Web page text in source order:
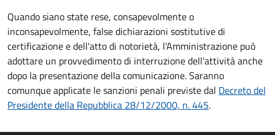
Quando siano state rese, consapevolmente o
inconsapevolmente, false dichiarazioni sostitutive di
certificazione e dell'atto di notorietà, l'Amministrazione può
adottare un provvedimento di interruzione dell'attività anche
dopo la presentazione della comunicazione. Saranno
comunque applicate le sanzioni penali previste dal Decreto del
Presidente della Repubblica 28/12/2000, n. 445.